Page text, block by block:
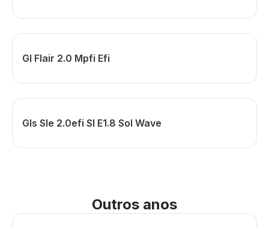
Gl Flair 2.0 Mpfi Efi
Gls Sle 2.0efi Sl E1.8 Sol Wave
Outros anos